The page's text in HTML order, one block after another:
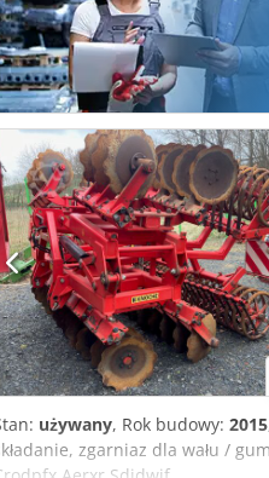
używany, Rok budowy: 2015
zgarniaz dla wału /